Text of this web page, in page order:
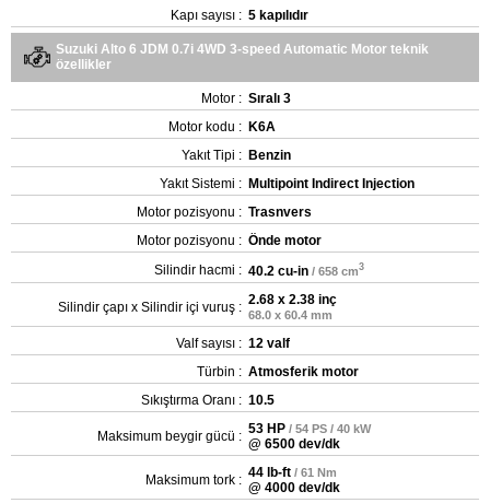
Kapı sayısı : 5 kapılıdır
Suzuki Alto 6 JDM 0.7i 4WD 3-speed Automatic Motor teknik
özellikler
Motor : Sıralı 3
Motor kodu : K6A
Yakıt Tipi : Benzin
Yakıt Sistemi : Multipoint Indirect Injection
Motor pozisyonu : Trasnvers
Motor pozisyonu : Önde motor
Silindir hacmi : 40.2 cu-in / 658 cm3
Silindir çapı x Silindir içi vuruş : 2.68 x 2.38 inç
68.0 x 60.4 mm
Valf sayısı : 12 valf
Türbin : Atmosferik motor
Sıkıştırma Oranı : 10.5
Maksimum beygir gücü : 53 HP / 54 PS / 40 kW
@ 6500 dev/dk
Maksimum tork : 44 lb-ft / 61 Nm
@ 4000 dev/dk